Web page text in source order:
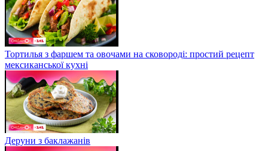
Тортилья з фаршем та овочами на сковороді: простий рецепт
мексиканської кухні
Деруни з баклажанів